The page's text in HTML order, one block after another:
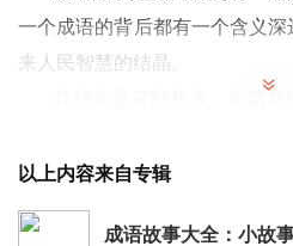
一个成语的背后都有一个含义深
来人民智慧的结晶。
以上内容来自专辑
成语故事大全：小故